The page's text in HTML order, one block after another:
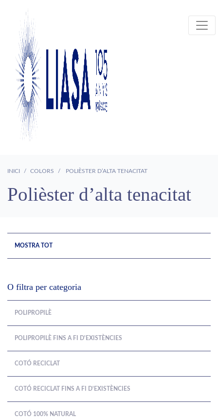
INICI COLORS POLIÈSTER D’ALTA TENACITAT
Polièster d’alta tenacitat
MOSTRA TOT
O filtra per categoria
POLIPROPILÈ
POLIPROPILÈ FINS A FI D'EXISTÈNCIES
COTÓ RECICLAT
COTÓ RECICLAT FINS A FI D'EXISTÈNCIES
COTÓ 100% NATURAL